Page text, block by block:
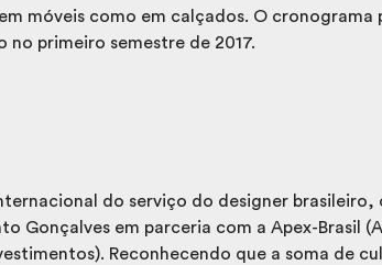
móveis como em calçados. O cronograma
no primeiro semestre de 2017.
do serviço do designer brasileiro,
Gonçalves em parceria com a Apex-Brasil
Reconhecendo que a soma de